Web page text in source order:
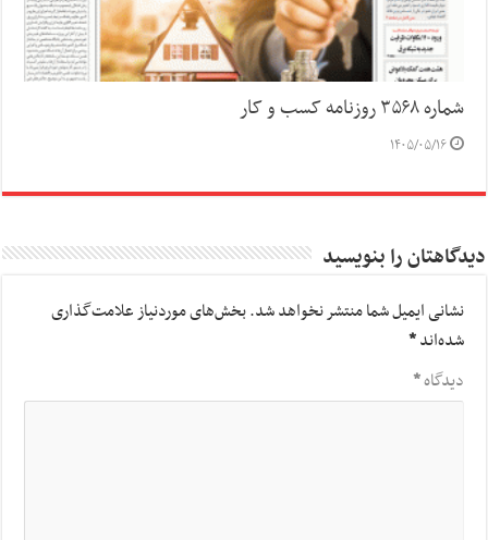
شماره ۳۵۶۸ روزنامه کسب و کار
۱۴۰۵/۰۵/۱۶
دیدگاهتان را بنویسید
نشانی ایمیل شما منتشر نخواهد شد.بخش‌های موردنیاز علامت‌گذاری
شده‌اند*
دیدگاه*